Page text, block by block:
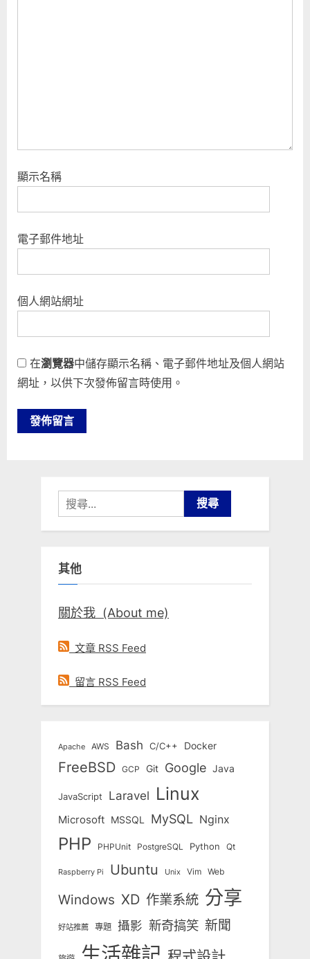
顯示名稱
電子郵件地址
個人網站網址
在瀏覽器中儲存顯示名稱、電子郵件地址及個人網站
網址，以供下次發佈留言時使用。
搜
尋
關
字:
其他
關於我 (About me)
文章 RSS Feed
留言 RSS Feed
Apache AWS Bash C/C++ Docker
FreeBSD GCP Git Google Java
JavaScript Laravel Linux
Microsoft MSSQL MySQL Nginx
PHP PHPUnit PostgreSQL Python Qt
Raspberry Pi Ubuntu Unix Vim Web
Windows XD 作業系統 分享
好站推薦 專題 攝影 新奇搞笑 新聞